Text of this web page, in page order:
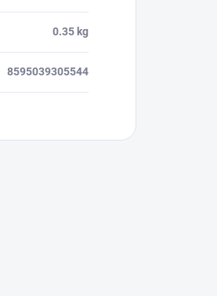
0.35 kg
8595039305544